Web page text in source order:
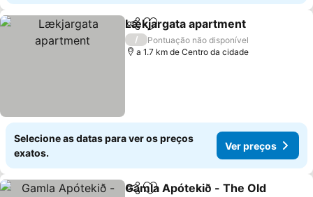
PartilharAdicionar aos favoritos
Lækjargata apartment
/
Pontuação não disponível
a 1.7 km de Centro da cidade
Selecione as datas para ver os preços
exatos.
Ver preços
Partilhar
Gamla Apótekið - The Old